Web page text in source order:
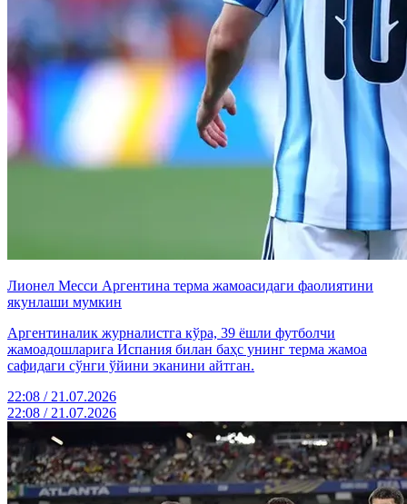
Лионел Месси Аргентина терма жамоасидаги фаолиятини
якунлаши мумкин
Аргентиналик журналистга кўра, 39 ёшли футболчи
жамоадошларига Испания билан баҳс унинг терма жамоа
сафидаги сўнги ўйини эканини айтган.
22:08 / 21.07.2026
22:08 / 21.07.2026